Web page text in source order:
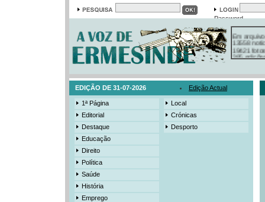
Password
Em arquivo
13558
19421
385
3206
EDIÇÃO DE 31-07-2026 Edição Actual
1ª Página
Editorial
Destaque
Educação
Direito
Política
Saúde
História
Emprego
Local
Crónicas
Desporto